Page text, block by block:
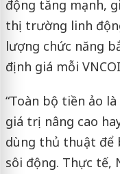
động tăng mạnh,
thị trường linh
lượng chức năng
định giá mỗi
“Toàn bộ tiền ảo
giá trị nâng cao
dùng thủ thuật để
sôi động. Thực tế,